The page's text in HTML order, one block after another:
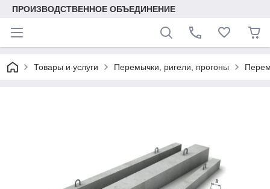
ПРОИЗВОДСТВЕННОЕ ОБЪЕДИНЕНИЕ
Товары и услуги Перемычки, ригели, прогоны